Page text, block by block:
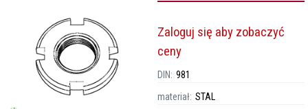
Zaloguj się aby zobaczyć
ceny
DIN: 981
materiał: STAL